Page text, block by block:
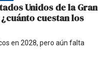
Unidos de la Gran
cuestan los
en 2028, pero aún falta